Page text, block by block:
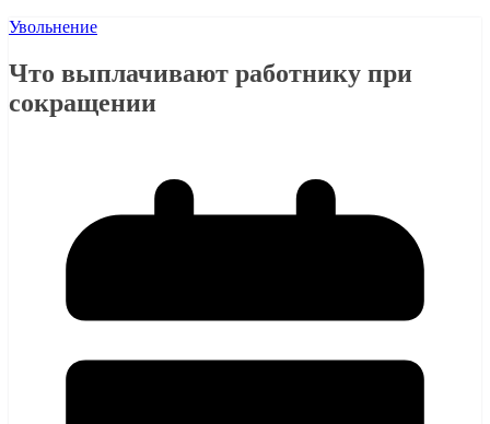
Увольнение
Что выплачивают работнику при
сокращении